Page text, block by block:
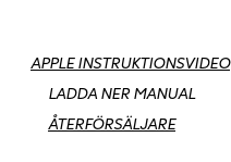
APPLE INSTRUKTIONSVIDEO
LADDA NER MANUAL
ÅTERFÖRSÄLJARE